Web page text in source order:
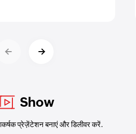
Show
प्रेज़ेंटेशन बनाएं और डिलीवर करें.